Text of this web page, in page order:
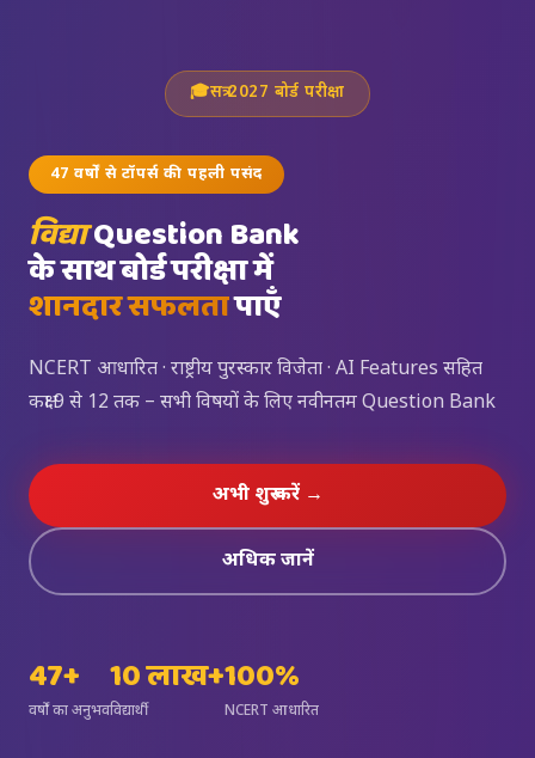
🎓सत्र 2027 बोर्ड परीक्षा
47 वर्षों से टॉपर्स की पहली पसंद
विद्याQuestion Bank
के साथ बोर्ड परीक्षा में
शानदार सफलतापाएँ
NCERT आधारित · राष्ट्रीय पुरस्कार विजेता · AI Features सहित
कक्षा 9 से 12 तक – सभी विषयों के लिए नवीनतम Question Bank
अभी शुरू करें →
अधिक जानें
47+
वर्षों का अनुभव
10 लाख+
विद्यार्थी
100%
NCERT आधारित